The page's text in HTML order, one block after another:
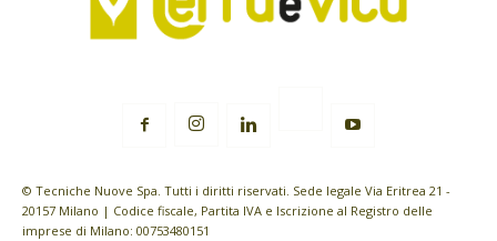
© Tecniche Nuove Spa. Tutti i diritti riservati. Sede legale Via Eritrea 21 -
20157 Milano | Codice fiscale, Partita IVA e Iscrizione al Registro delle
imprese di Milano: 00753480151